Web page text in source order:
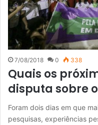
7/08/2018 0 338
Quais os
disputa sobre
Foram dois dias em que
pesquisas, experiências